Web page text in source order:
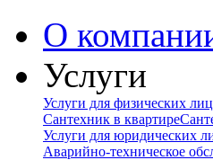
О
Услуги
Услуги для физических лиц
Сантехник в квартире
Услуги для юридических
Аварийно-техническое